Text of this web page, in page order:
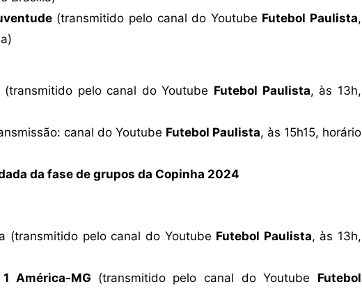
(transmitido pelo canal do Youtube Futebol Paulista,
pelo canal do Youtube Futebol Paulista, às 13h,
canal do Youtube Futebol Paulista, às 15h15, horário
da fase de grupos da Copinha 2024
(transmitido pelo canal do Youtube Futebol Paulista, às 13h,
América-MG (transmitido pelo canal do Youtube Futebol